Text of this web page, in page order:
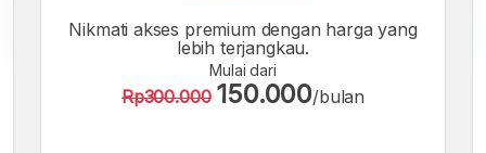
Font
A
Font
A
Font
Nikmati akses premium dengan harga yang
lebih terjangkau.
Mulai dari
Rp300.000 150.000/bulan